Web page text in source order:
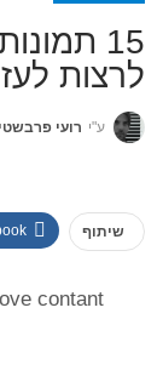
15
לרצות
ע"י רועי
שיתוף